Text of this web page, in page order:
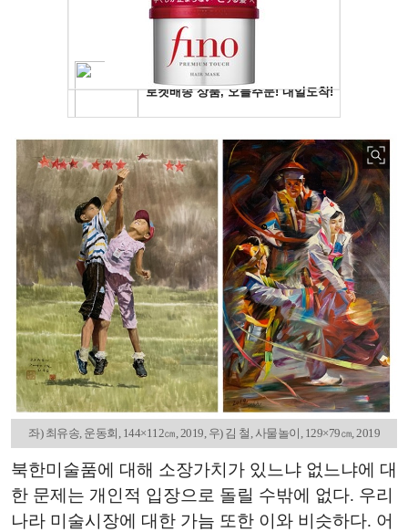
좌) 최유송, 운동회, 144×112㎝, 2019, 우) 김 철, 사물놀이, 129×79㎝, 2019
북한미술품에 대해 소장가치가 있느냐 없느냐에 대
한 문제는 개인적 입장으로 돌릴 수밖에 없다. 우리
나라 미술시장에 대한 가늠 또한 이와 비슷하다. 어